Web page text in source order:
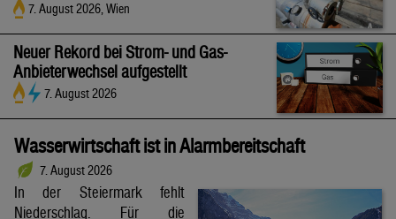
7. August 2026, Wien
Neuer Rekord bei Strom- und Gas-
Anbieterwechsel aufgestellt
7. August 2026
Wasserwirtschaft ist in Alarmbereitschaft
7. August 2026
In der Steiermark fehlt
Niederschlag. Für die